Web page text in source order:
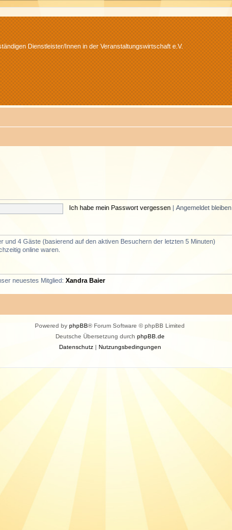
Dienstleister/Innen in der Veranstaltungswirtschaft e.V.
Ich habe mein Passwort vergessen Angemeldet bleiben
und 4 Gäste (basierend auf den aktiven Besuchern der letzten 5 Minuten)
online waren.
neuestes Mitglied: Xandra Baier
Powered by phpBB® Forum Software © phpBB Limited
Deutsche Übersetzung durch phpBB.de
Datenschutz| Nutzungsbedingungen